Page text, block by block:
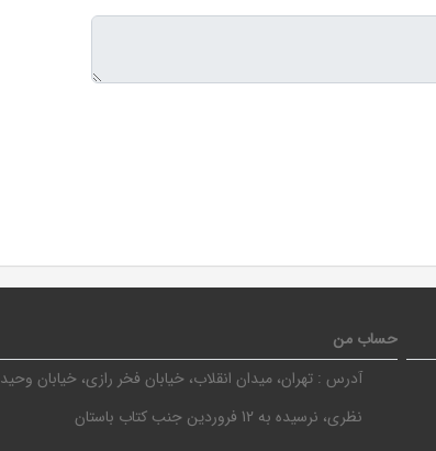
حساب من
آدرس : تهران، میدان انقلاب، خیابان فخر رازی، خیابان وحید
نظری، نرسیده به 12 فروردین جنب کتاب باستان